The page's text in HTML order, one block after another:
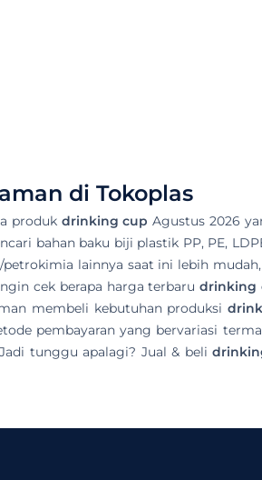
di Tokoplas
produk drinking cup Agustus 2026
bahan baku biji plastik PP, PE, LDPE,
lainnya saat ini lebih
cek berapa harga terbaru drinking
membeli kebutuhan produksi
pembayaran yang bervariasi
tunggu apalagi? Jual & beli